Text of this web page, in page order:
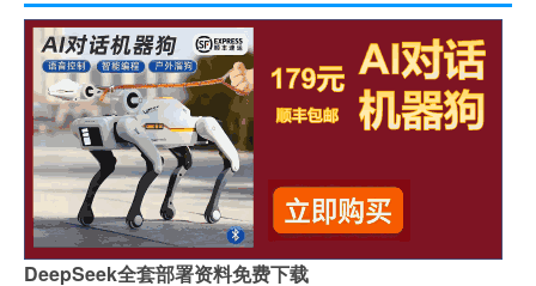
DeepSeek全套部署资料免费下载